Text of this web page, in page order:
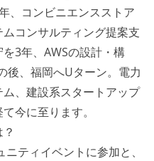
、コンビニエンスストア
コンサルティング提案支
3年、AWSの設計・構
後、福岡へUターン。電力
、建設系スタートアップ
今に至ります。
ティイベントに参加と、